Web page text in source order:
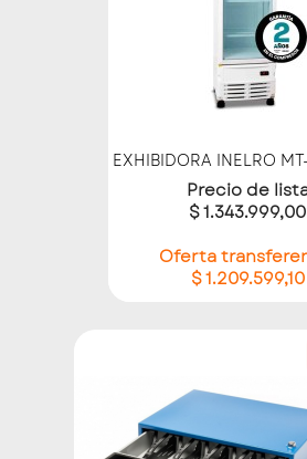
EXHIBIDORA INELRO MT-
Precio de
$ 1.343.999,00
Oferta
$ 1.209.599,10